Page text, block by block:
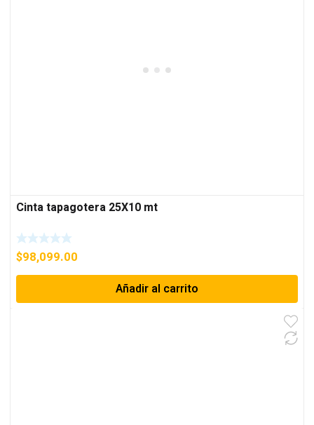
Cinta tapagotera 25X10 mt
$98,099.00
Añadir al carrito